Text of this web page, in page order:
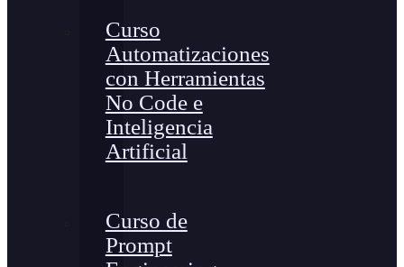
Curso
Automatizaciones
con Herramientas
No Code e
Inteligencia
Artificial
Curso de
Prompt